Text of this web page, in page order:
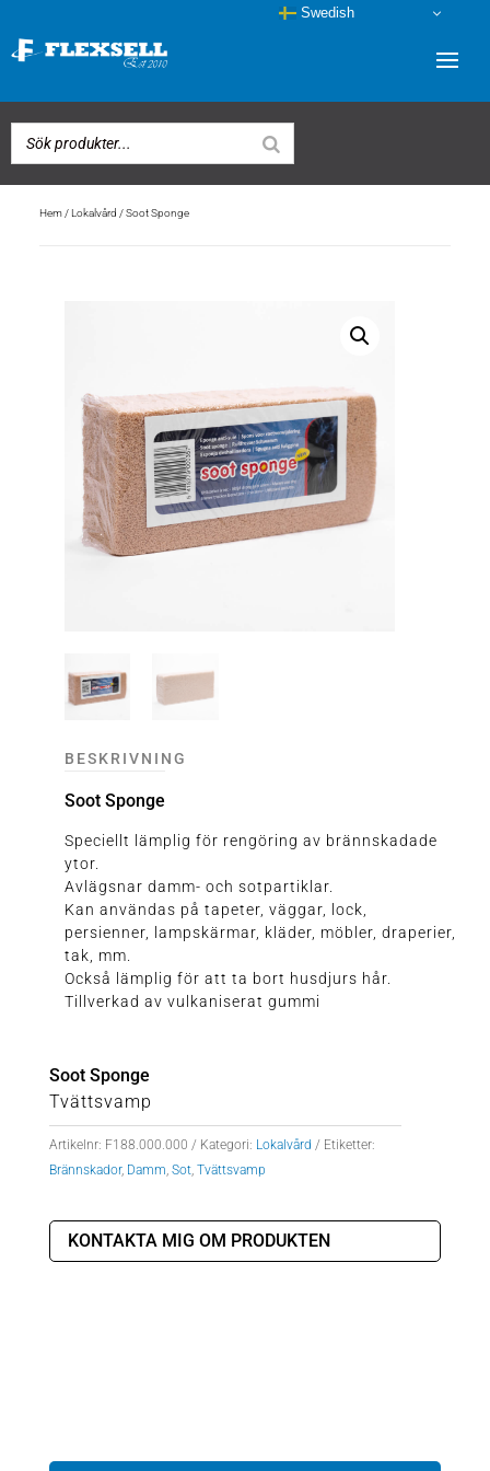
Hem/Lokalvård / Soot Sponge
BESKRIVNING
Soot Sponge
Speciellt lämplig för rengöring av brännskadade
ytor.
Avlägsnar damm- och sotpartiklar.
Kan användas på tapeter, väggar, lock,
persienner, lampskärmar, kläder, möbler, draperier,
tak, mm.
Också lämplig för att ta bort husdjurs hår.
Tillverkad av vulkaniserat gummi
Soot Sponge
Tvättsvamp
Artikelnr: F188.000.000 Kategori: Lokalvård
Etiketter:
Brännskador, Damm, Sot, Tvättsvamp
KONTAKTA MIG OM PRODUKTEN
Swedish